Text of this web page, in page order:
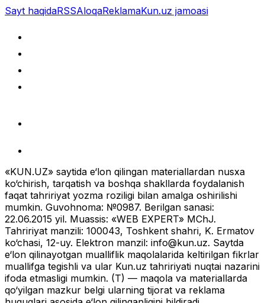
Sayt haqidaRSSAloqaReklamaKun.uz jamoasi
«KUN.UZ» saytida e‘lon qilingan materiallardan nusxa
ko‘chirish, tarqatish va boshqa shakllarda foydalanish
faqat tahririyat yozma roziligi bilan amalga oshirilishi
mumkin. Guvohnoma: №0987. Berilgan sanasi:
22.06.2015 yil. Muassis: «WEB EXPERT» MChJ.
Tahririyat manzili: 100043, Toshkent shahri, K. Ermatov
ko‘chasi, 12-uy. Elektron manzil: info@kun.uz. Saytda
e‘lon qilinayotgan mualliflik maqolalarida keltirilgan fikrlar
muallifga tegishli va ular Kun.uz tahririyati nuqtai nazarini
ifoda etmasligi mumkin. (T) — maqola va materiallarda
qo‘yilgan mazkur belgi ularning tijorat va reklama